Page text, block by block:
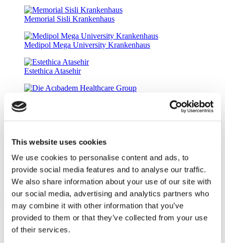
This website uses cookies
We use cookies to personalise content and ads, to
provide social media features and to analyse our traffic.
We also share information about your use of our site with
our social media, advertising and analytics partners who
may combine it with other information that you’ve
provided to them or that they’ve collected from your use
of their services.
Memorial Sisli Krankenhaus
Medipol Mega University Krankenhaus
Estethica Atasehir
DentGroup Maslak
Ethica Incirli Krankenhaus
Fixing Smiles
9.0(10)
Ab 7.000 €Angebot einholen
Flymedi